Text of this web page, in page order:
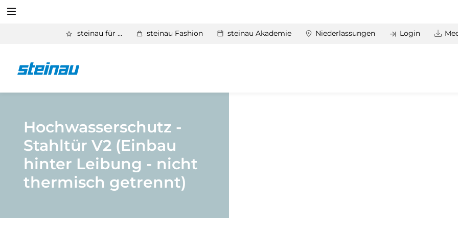
Produkte
Basic Aktionen 2026
Tore
Industrie, Gewerbe, Öffentliche Hand
Stauraum­systeme
steinau für ... steinau Fashion steinau Akademie Niederlassungen Login
Hochwasserschutz -
Stahltür V2 (Einbau
hinter Leibung - nicht
thermisch getrennt)